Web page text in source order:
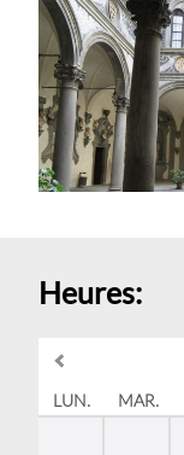
Heures:
LUN. MAR.